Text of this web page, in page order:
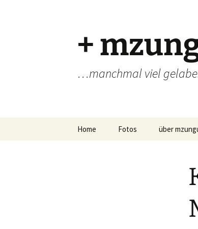
+
…manchmal viel
Home Fotos über